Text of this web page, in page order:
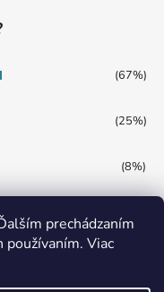
prechádzaním
Viac
(67%)
(25%)
(8%)